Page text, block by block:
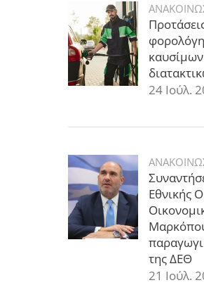
24 Ιούλ.
Εθνικής
της ΔΕΘ
21 Ιούλ.